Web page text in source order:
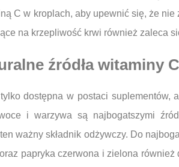
C w kroplach, aby upewnić się, że
na krzepliwość krwi również zaleca
źródła witaminy
dostępna w postaci suplementów,
i warzywa są najbogatszymi
ważny składnik odżywczy. Do
papryka czerwona i zielona